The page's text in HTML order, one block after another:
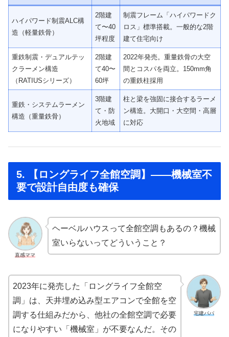
ハイパワード制震ALC構
造（軽量鉄骨）
2階建
て〜40
坪程度
制震フレーム「ハイパワードク
ロス」標準搭載。一般的な2階
建て住宅向け
重鉄制震・デュアルテッ
クラーメン構造
（RATIUSシリーズ）
2階建
て40〜
60坪
2022年発売。重量鉄骨の大空
間とコスパを両立。150mm角
の重鉄柱採用
重鉄・システムラーメン
構造（重量鉄骨）
3階建
て・防
火地域
柱と梁を強固に接合するラーメ
ン構造。大開口・大空間・高層
に対応
5. 【ロングライフ全館空調】——機械室不
要で設計自由度も確保
直感ママ
ヘーベルハウスって全館空調もあるの？機械
室いらないってどういうこと？
宅建パパ
2023年に発売した「ロングライフ全館空
調」は、天井埋め込み型エアコンで全館を空
調する仕組みだから、他社の全館空調で必要
になりやすい「機械室」が不要なんだ。その